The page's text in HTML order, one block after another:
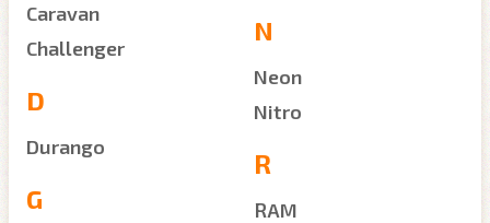
Caravan
Challenger
D
Durango
G
N
Neon
Nitro
R
RAM